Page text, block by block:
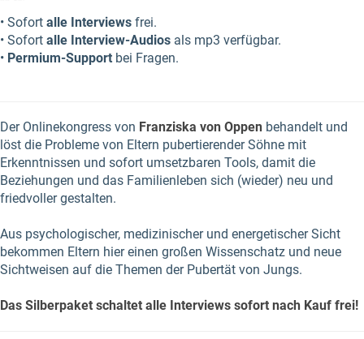
• Sofort alle Interviews frei.
• Sofort alle Interview-Audios als mp3 verfügbar.
• Permium-Support bei Fragen.
Der Onlinekongress von Franziska von Oppen behandelt und
löst die Probleme von Eltern pubertierender Söhne mit
Erkenntnissen und sofort umsetzbaren Tools, damit die
Beziehungen und das Familienleben sich (wieder) neu und
friedvoller gestalten.
Aus psychologischer, medizinischer und energetischer Sicht
bekommen Eltern hier einen großen Wissenschatz und neue
Sichtweisen auf die Themen der Pubertät von Jungs.
Das Silberpaket schaltet alle Interviews sofort nach Kauf frei!